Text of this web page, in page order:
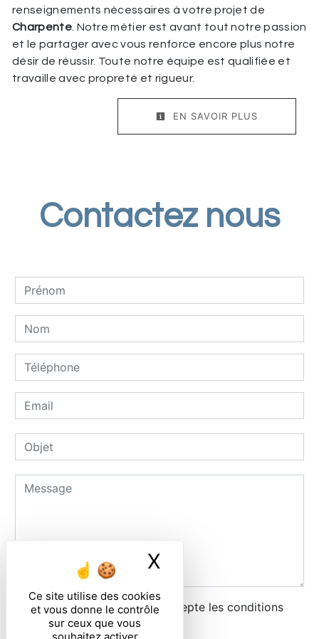
Ce site utilise des cookies
et vous donne le contrôle
sur ceux que vous
X
renseignements nécessaires à votre projet de
Charpente. Notre métier est avant tout notre passion
et le partager avec vous renforce encore plus notre
désir de réussir. Toute notre équipe est qualifiée et
travaille avec propreté et rigueur.
EN SAVOIR PLUS
Contactez nous
En cochant cette case, j'accepte les conditions
particulières ci-dessous **